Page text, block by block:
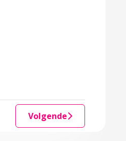
Volgende